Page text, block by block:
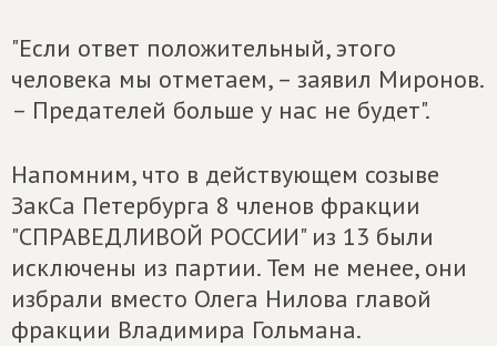
"Если ответ положительный, этого
человека мы отметаем, – заявил Миронов.
– Предателей больше у нас не будет".
Напомним, что в действующем созыве
ЗакСа Петербурга 8 членов фракции
"СПРАВЕДЛИВОЙ РОССИИ" из 13 были
исключены из партии. Тем не менее, они
избрали вместо Олега Нилова главой
фракции Владимира Гольмана.